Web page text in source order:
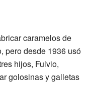
caramelos de
pero desde 1936 usó
hijos, Fulvio,
golosinas y galletas